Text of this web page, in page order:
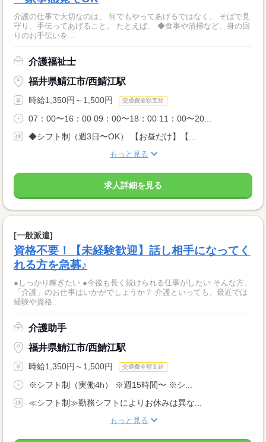
介護の仕事で大切なのは、 何でもやってあげるではなく、 そばで見
守り、手伝ってあげること。 たとえば、 ◆食事や清掃など、身の回
りのお手伝いを...
介護福祉士
福井県鯖江市/西鯖江駅
時給1,350円～1,500円 交通費全額支給
07：00〜16：00 09：00〜18：00 11：00〜20...
◆シフト制（週3日〜OK） 【お昼だけ】【...
もっと見る
求人詳細を見る
[一般派遣]
資格不要！【未経験歓迎】話し相手になってく
れる方を急募♪
●しっかり稼ぎたい ●今後も長く続けられる仕事がしたい そんな方、
「介護」のお仕事はいかがでしょうか？ 介護といっても、最近では
経験や資格...
介護助手
福井県鯖江市/西鯖江駅
時給1,350円～1,500円 交通費全額支給
※シフト制（実働4h） ※週15時間〜 ※シ...
≪シフト制≫勤務シフトによりお休みは異な...
もっと見る